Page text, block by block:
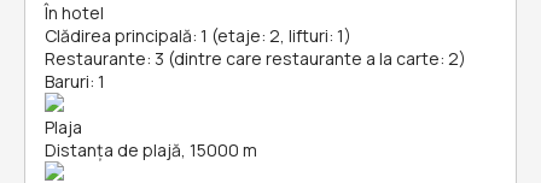
În hotel
Clădirea principală: 1 (etaje: 2, lifturi: 1)
Restaurante: 3 (dintre care restaurante a la carte: 2)
Baruri: 1
Plaja
Distanța de plajă, 15000 m